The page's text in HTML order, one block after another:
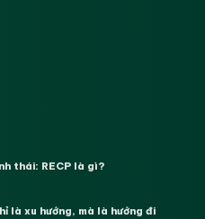
thái: RECP là gì?
là xu hướng, mà là hướng đi